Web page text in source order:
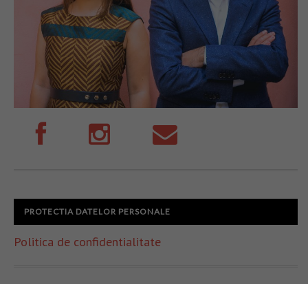
PROTECTIA DATELOR PERSONALE
Politica de confidentialitate